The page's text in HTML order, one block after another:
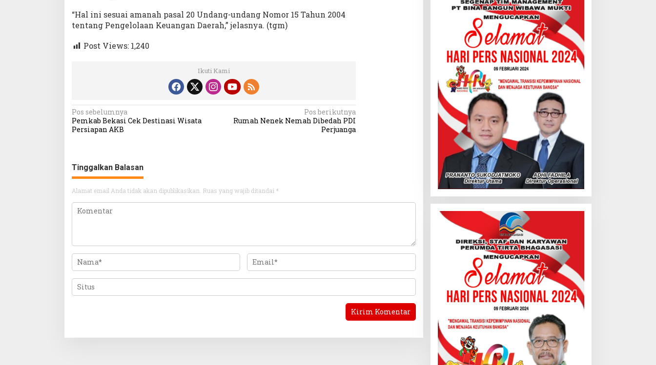
“Hal ini sesuai amanah pasal 20 Undang-undang Nomor 15 Tahun 2004
tentang Pengelolaan Keuangan Daerah,” jelasnya. (tgm)
Post Views: 1,240
Ikuti Kami
Navigasi
pos
Pos sebelumnya
Pemkab Bekasi Cek Destinasi Wisata
Persiapan AKB
Pos berikutnya
Rumah Nenek Nemah Dibedah PDI
Perjuanga
Tinggalkan Balasan
Alamat email Anda tidak akan dipublikasikan. Ruas yang wajib ditandai *